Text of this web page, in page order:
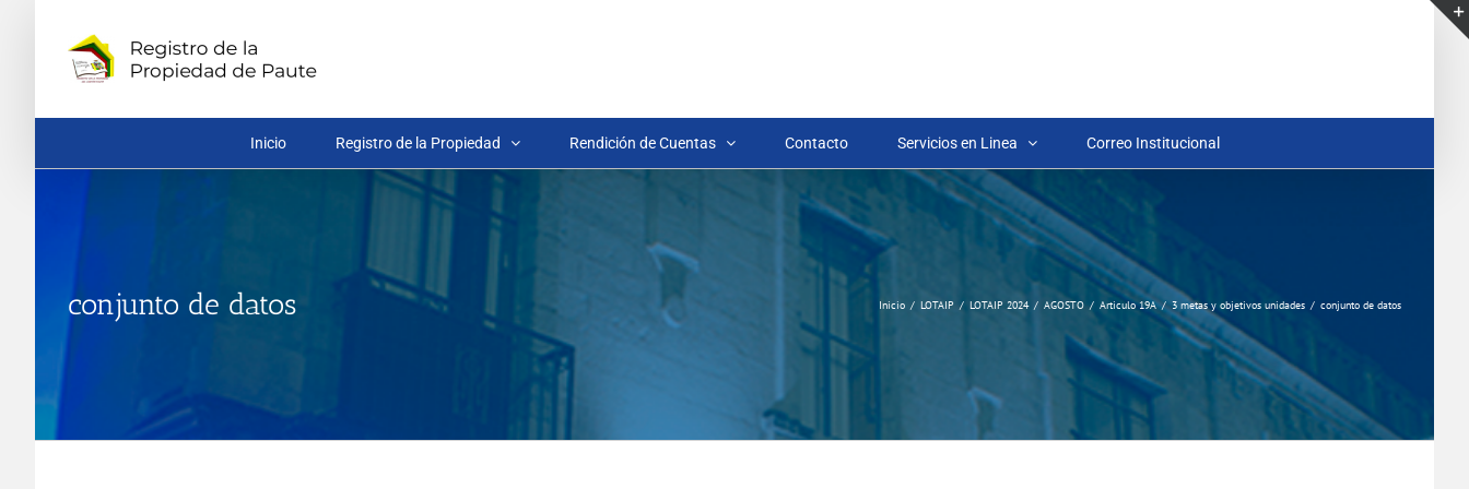
contenido
Inicio Registro de la Propiedad Rendición de Cuentas Contacto Servicios en Linea Correo Institucional
conjunto de datos Inicio LOTAIP LOTAIP 2024 AGOSTO Articulo 19A 3 metas y objetivos unidades conjunto de datos